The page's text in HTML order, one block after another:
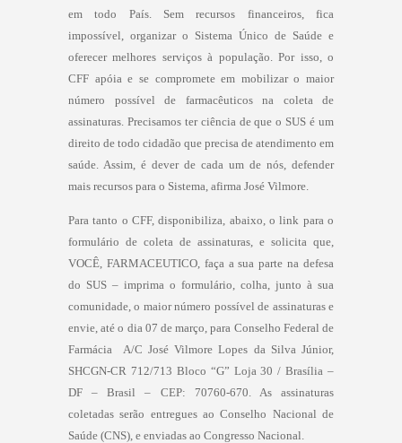
em todo País. Sem recursos financeiros, fica
impossível, organizar o Sistema Único de Saúde e
oferecer melhores serviços à população. Por isso, o
CFF apóia e se compromete em mobilizar o maior
número possível de farmacêuticos na coleta de
assinaturas. Precisamos ter ciência de que o SUS é um
direito de todo cidadão que precisa de atendimento em
saúde. Assim, é dever de cada um de nós, defender
mais recursos para o Sistema, afirma José Vilmore.
Para tanto o CFF, disponibiliza, abaixo, o link para o
formulário de coleta de assinaturas, e solicita que,
VOCÊ, FARMACEUTICO, faça a sua parte na defesa
do SUS – imprima o formulário, colha, junto à sua
comunidade, o maior número possível de assinaturas e
envie, até o dia 07 de março, para Conselho Federal de
Farmácia  A/C José Vilmore Lopes da Silva Júnior,
SHCGN-CR 712/713 Bloco “G” Loja 30 / Brasília –
DF – Brasil – CEP: 70760-670. As assinaturas
coletadas serão entregues ao Conselho Nacional de
Saúde (CNS), e enviadas ao Congresso Nacional.